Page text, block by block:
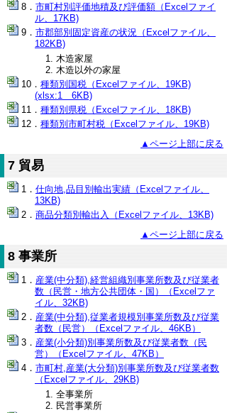
市町村別評価地積及び評価額（Excelファイ
ル、17KB)
市郡部別固定資産の状況（Excelファイル、
182KB)
木造家屋
木造以外の家屋
種類別国税（Excelファイル、19KB)
(xlsx:1 6KB)
種類別県税（Excelファイル、18KB)
種類別市町村税（Excelファイル、19KB)
▲ページ上部に戻る
7 貿易
仕向地,品目別輸出実績（Excelファイル、
13KB)
商品分類別輸出入（Excelファイル、13KB)
▲ページ上部に戻る
8 事業所
産業(中分類),経営組織別事業所数及び従業者
数（民営・地方公共団体・国）（Excelファ
イル、32KB)
産業(中分類),従業者規模別事業所数及び従業
者数（民営）（Excelファイル、46KB）
産業(小分類)別事業所数及び従業者数（民
営）（Excelファイル、47KB）
市町村,産業(大分類)別事業所数及び従業者数
（Excelファイル、29KB)
全事業所
民営事業所